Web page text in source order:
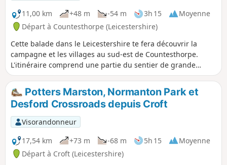
11,00 km
+48 m -54 m 3h 15
Moyenne
Départ à Countesthorpe (Leicestershire)
Cette balade dans le Leicestershire te fera découvrir la
campagne et les villages au sud-est de Countesthorpe.
L'itinéraire comprend une partie du sentier de grande
randonnée Leicestershire Round.
Potters Marston, Normanton Park et
Desford Crossroads depuis Croft
Visorandonneur
17,54 km
+73 m -68 m 5h 15
Moyenne
Départ à Croft (Leicestershire)